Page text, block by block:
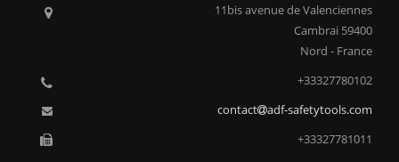
11bis avenue de Valenciennes
59400 Cambrai
Nord - France
33327780102+
contact
adf-safetytools.com
33327781011+